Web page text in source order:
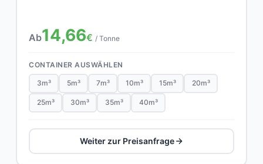
Ab14,66€ / Tonne
CONTAINER AUSWÄHLEN
3m³ 5m³ 7m³ 10m³ 15m³ 20m³
25m³ 30m³ 35m³ 40m³
Weiter zur Preisanfrage